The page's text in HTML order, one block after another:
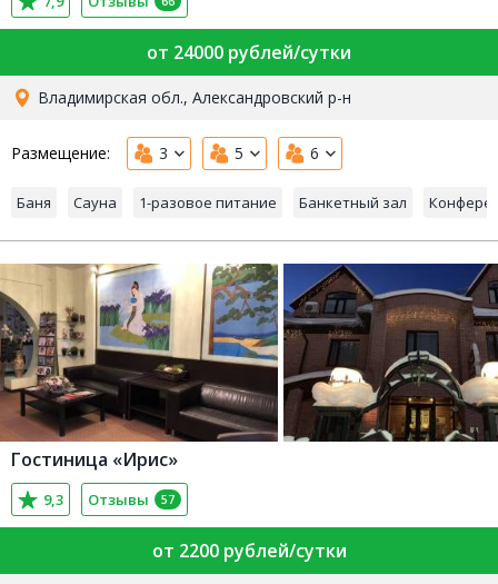
от 24000 рублей/сутки
Владимирская обл., Александровский р-н
Размещение: 3 5 6
Баня Сауна 1-разовое питание Банкетный зал
Гостиница «Ирис»
9,3 Отзывы 57
от 2200 рублей/сутки